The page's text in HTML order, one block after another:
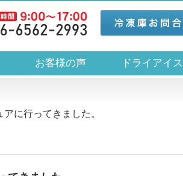
お客様の声 ドライア
に行ってきました。